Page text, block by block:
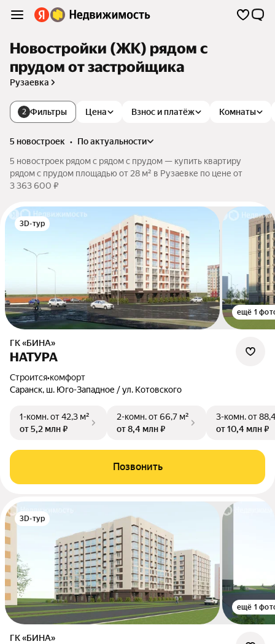
Новостройки (ЖК) рядом с
прудом от застройщика
Рузаевка
2 Фильтры Цена Взнос и платёж Комнаты
5 новостроек •
по актуальности
5 новостроек рядом с рядом с прудом — купить квартиру
рядом с прудом площадью от 28 м² в Рузаевке по цене от
3 363 600 ₽
3D-тур
ещё 1
ГК «БИНА»
НАТУРА
Строится•комфорт
Саранск, ш. Юго-Западное / ул. Котовского
1-комн.от 42,3 м²
от 5,2 млн ₽
2-комн.от 66,7 м²
от 8,4 млн ₽
3-комн.от
от 10,4 млн ₽
Позвонить
3D-тур
ещё 1
ГК «БИНА»